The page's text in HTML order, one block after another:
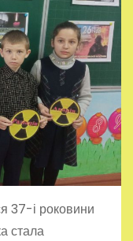
37-і роковини
стала